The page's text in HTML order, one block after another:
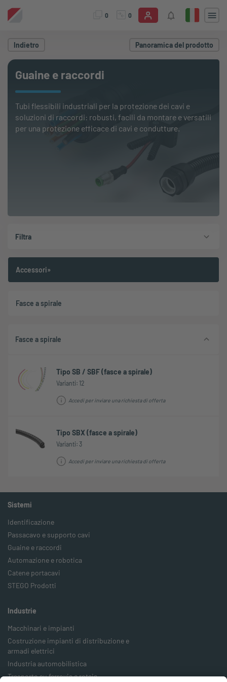
0 0
Indietro Panoramica del prodotto
Guaine e raccordi
Tubi flessibili industriali per la protezione dei cavi e
soluzioni di raccordi: robusti, facili da montare e versatili
per una protezione efficace di cavi e condutture.
Filtra
Accessori»
Fasce a spirale
Fasce a spirale
Tipo SB / SBF (fasce a spirale)
Varianti: 12
Accedi per inviare una richiesta di offerta
Tipo SBX (fasce a spirale)
Varianti: 3
Accedi per inviare una richiesta di offerta
Sistemi
Identificazione
Passacavo e supporto cavi
Guaine e raccordi
Automazione e robotica
Catene portacavi
STEGO Prodotti
Industrie
Macchinari e impianti
Costruzione impianti di distribuzione e
armadi elettrici
Industria automobilistica
Trasporto su ferrovia e rotaia